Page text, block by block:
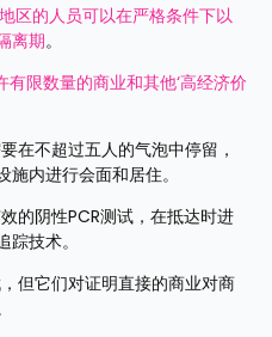
区的人员可以在严格条件下以
离期。
限数量的商业和其他‘高经济价
在不超过五人的气泡中停留，
内进行会面和居住。
的阴性PCR测试，在抵达时进
技术。
但它们对证明直接的商业对商